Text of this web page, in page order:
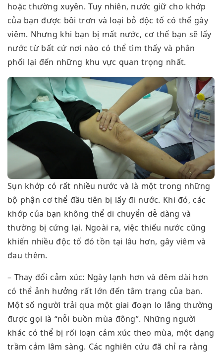
hoặc thường xuyên. Tuy nhiên, nước giữ cho khớp
của bạn được bôi trơn và loại bỏ độc tố có thể gây
viêm. Nhưng khi bạn bị mất nước, cơ thể bạn sẽ lấy
nước từ bất cứ nơi nào có thể tìm thấy và phân
phối lại đến những khu vực quan trọng nhất.
Sụn khớp có rất nhiều nước và là một trong những
bộ phận cơ thể đầu tiên bị lấy đi nước. Khi đó, các
khớp của bạn không thể di chuyển dễ dàng và
thường bị cứng lại. Ngoài ra, việc thiếu nước cũng
khiến nhiều độc tố đó tồn tại lâu hơn, gây viêm và
đau thêm.
– Thay đổi cảm xúc: Ngày lạnh hơn và đêm dài hơn
có thể ảnh hưởng rất lớn đến tâm trạng của bạn.
Một số người trải qua một giai đoạn lo lắng thường
được gọi là “nỗi buồn mùa đông”. Những người
khác có thể bị rối loạn cảm xúc theo mùa, một dạng
trầm cảm lâm sàng. Các nghiên cứu đã chỉ ra rằng